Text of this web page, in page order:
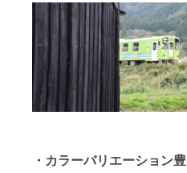
・カラーバリエーション豊